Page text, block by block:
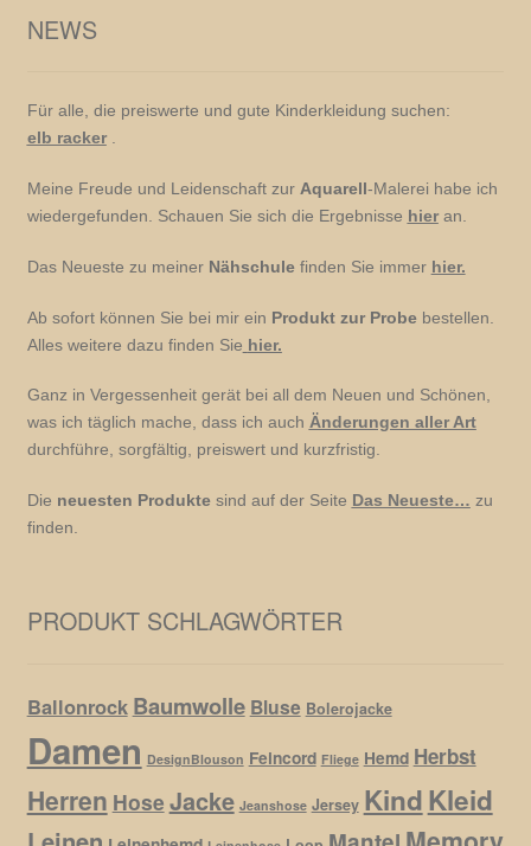
NEWS
Für alle, die preiswerte und gute Kinderkleidung suchen:
elb racker.
Meine Freude und Leidenschaft zur Aquarell-Malerei habe ich
wiedergefunden. Schauen Sie sich die Ergebnisse hieran.
Das Neueste zu meiner Nähschulefinden Sie immer hier.
Ab sofort können Sie bei mir ein Produkt zur Probebestellen.
Alles weitere dazu finden Sie hier.
Ganz in Vergessenheit gerät bei all dem Neuen und Schönen,
was ich täglich mache, dass ich auch Änderungen aller Art
durchführe, sorgfältig, preiswert und kurzfristig.
Die neuesten Produktesind auf der Seite Das Neueste… zu
finden.
PRODUKT SCHLAGWÖRTER
Ballonrock Baumwolle Bluse Bolerojacke
Damen DesignBlouson Feincord Fliege Hemd Herbst
Herren Hose Jacke Jeanshose Jersey KindKleid